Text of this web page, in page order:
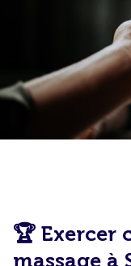
🏆 Exercer
massage à